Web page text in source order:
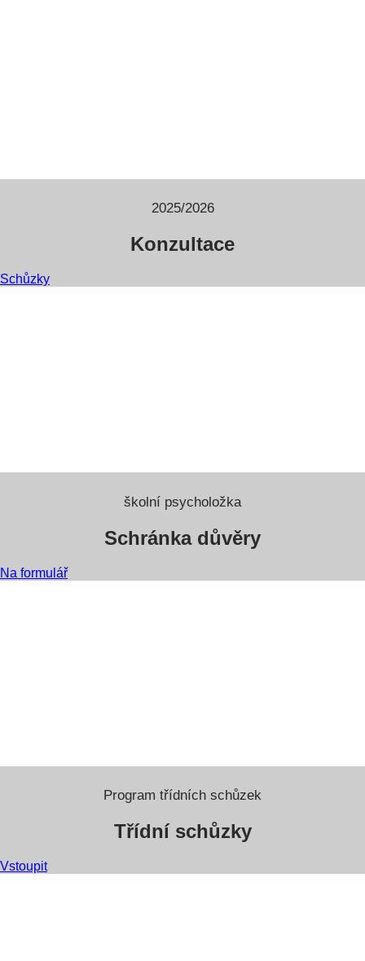
2025/2026
Konzultace
Schůzky
školní psycholožka
Schránka důvěry
Na formulář
Program třídních schůzek
Třídní schůzky
Vstoupit